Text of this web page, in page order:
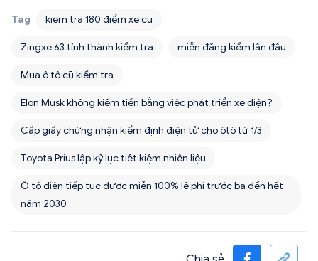
Tag kiem tra 180 điểm xe cũ
Zingxe 63 tỉnh thành kiểm tra miễn đăng kiểm lần đầu
Mua ô tô cũ kiểm tra
Elon Musk không kiếm tiền bằng việc phát triển xe điện?
Cấp giấy chứng nhận kiểm định điện tử cho ôtô từ 1/3
Toyota Prius lập kỷ lục tiết kiệm nhiên liệu
Ô tô điện tiếp tục được miễn 100% lệ phí trước bạ đến hết
năm 2030